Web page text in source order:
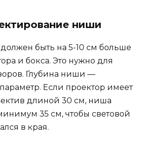
ниши
быть на 5-10 см больше
и бокса. Это нужно для
Глубина ниши —
Если проектор имеет
длиной 30 см, ниша
35 см, чтобы световой
в края.